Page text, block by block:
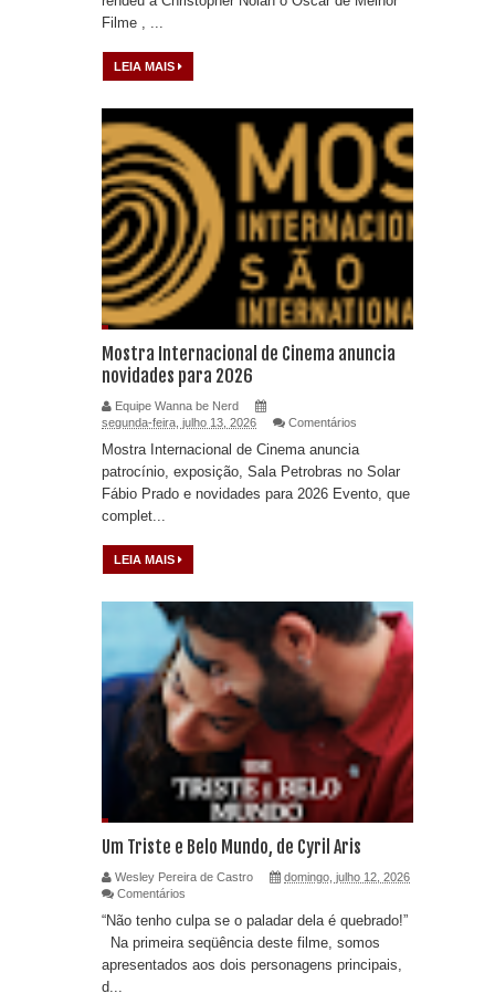
Filme , ...
LEIA MAIS
Mostra Internacional de Cinema anuncia
novidades para 2026
Equipe Wanna be Nerd
segunda-feira, julho 13, 2026
Comentários
Mostra Internacional de Cinema anuncia
patrocínio, exposição, Sala Petrobras no Solar
Fábio Prado e novidades para 2026 Evento, que
complet...
LEIA MAIS
Um Triste e Belo Mundo, de Cyril Aris
Wesley Pereira de Castro
domingo, julho 12, 2026
Comentários
“Não tenho culpa se o paladar dela é quebrado!”
Na primeira seqüência deste filme, somos
apresentados aos dois personagens principais,
d...